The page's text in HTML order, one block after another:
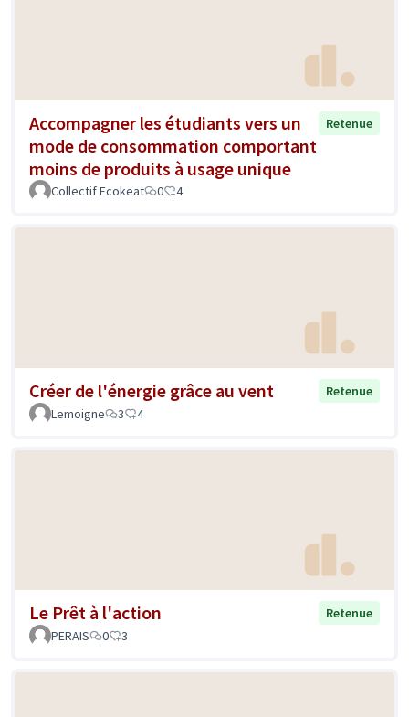
Accompagner les étudiants vers un
mode de consommation comportant
moins de produits à usage unique
Retenue
Collectif Ecokeat 0 4
Créer de l'énergie grâce au vent
Retenue
Lemoigne
3 4
Le Prêt à l'action
Retenue
PERAIS
0 3